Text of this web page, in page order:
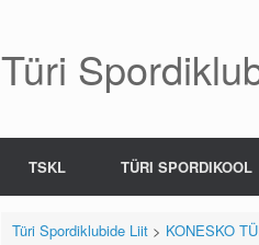
Türi
TSKL TÜRI SPORDIKOOL
Türi Spordiklubide Liit> KONESKO